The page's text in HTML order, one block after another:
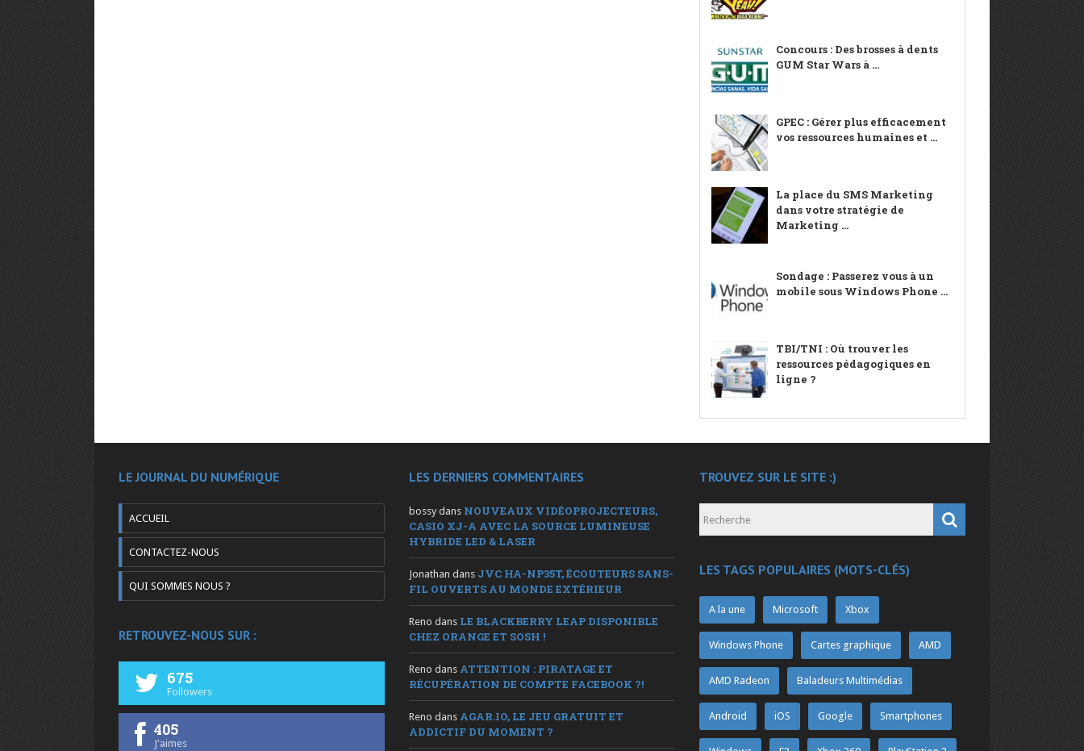
Concours : Des brosses à dents
GUM Star Wars à ...
GPEC : Gérer plus efficacement
vos ressources humaines et ...
La place du SMS Marketing
dans votre stratégie de
Marketing ...
Sondage : Passerez vous à un
mobile sous Windows Phone ...
TBI/TNI : Où trouver les
ressources pédagogiques en
ligne ?
LE JOURNAL DU NUMÉRIQUE
ACCUEIL
CONTACTEZ-NOUS
QUI SOMMES NOUS ?
RETROUVEZ-NOUS SUR :
675
Followers
405
J'aimes
LES DERNIERS COMMENTAIRES
bossy dans NOUVEAUX VIDÉOPROJECTEURS,
CASIO XJ-A AVEC LA SOURCE LUMINEUSE
HYBRIDE LED & LASER
Jonathan dans JVC HA-NP35T, ÉCOUTEURS SANS-
FIL OUVERTS AU MONDE EXTÉRIEUR
Reno dans LE BLACKBERRY LEAP DISPONIBLE
CHEZ ORANGE ET SOSH !
Reno dans ATTENTION : PIRATAGE ET
RÉCUPÉRATION DE COMPTE FACEBOOK ?!
Reno dans AGAR.IO, LE JEU GRATUIT ET
ADDICTIF DU MOMENT ?
TROUVEZ SUR LE SITE :)
LES TAGS POPULAIRES (MOTS-CLÉS)
A la une Microsoft Xbox
Windows Phone Cartes graphique AMD
AMD Radeon Baladeurs Multimédias
Android iOS Google Smartphones